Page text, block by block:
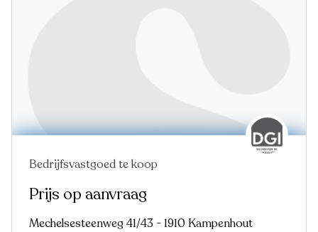
Bedrijfsvastgoed te koop
Prijs op aanvraag
Mechelsesteenweg 41/43 - 1910 Kampenhout